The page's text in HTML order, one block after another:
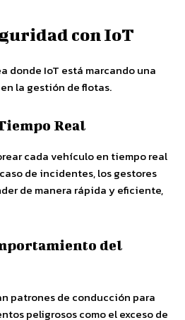
con IoT
donde IoT está marcando una
la gestión de flotas.
Real
cada vehículo en tiempo real
de incidentes, los gestores
de manera rápida y eficiente,
del
patrones de conducción para
peligrosos como el exceso de